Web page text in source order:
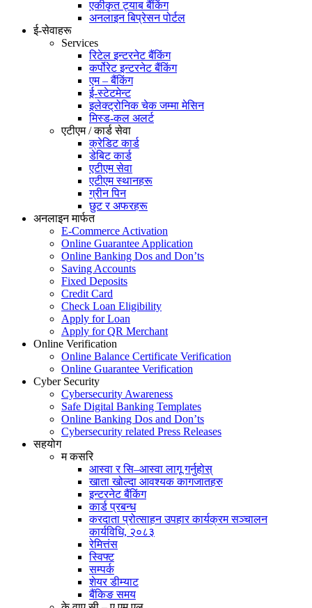
एकीकृत ट्याब बैंकिंग
अनलाइन बिप्रेसन पोर्टल
ई-सेवाहरू
Services
रिटेल इन्टरनेट बैंकिंग
कर्पोरेट इन्टरनेट बैंकिंग
एम – बैंकिंग
ई-स्टेटमेन्ट
इलेक्ट्रोनिक चेक जम्मा मेसिन
मिस्ड-कल अलर्ट
एटीएम / कार्ड सेवा
क्रेडिट कार्ड
डेबिट कार्ड
एटीएम सेवा
एटीएम स्थानहरू
ग्रीन पिन
छुट र अफरहरू
अनलाइन मार्फत
E-Commerce Activation
Online Guarantee Application
Online Banking Dos and Don’ts
Saving Accounts
Fixed Deposits
Credit Card
Check Loan Eligibility
Apply for Loan
Apply for QR Merchant
Online Verification
Online Balance Certificate Verification
Online Guarantee Verification
Cyber Security
Cybersecurity Awareness
Safe Digital Banking Templates
Online Banking Dos and Don’ts
Cybersecurity related Press Releases
सहयोग
म कसरि
आस्वा र सि–आस्वा लागू गर्नुहोस्
खाता खोल्दा आवश्यक कागजातहरु
इन्टरनेट बैंकिंग
कार्ड प्रबन्ध
करदाता प्रोत्साहन उपहार कार्यक्रम सञ्चालन
कार्यविधि, २०८३
रेमित्तंस
स्विफ्ट
सम्पर्क
शेयर डीम्याट
बैंकिङ समय